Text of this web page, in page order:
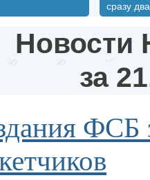
сразу
Новости
за
ФСБ